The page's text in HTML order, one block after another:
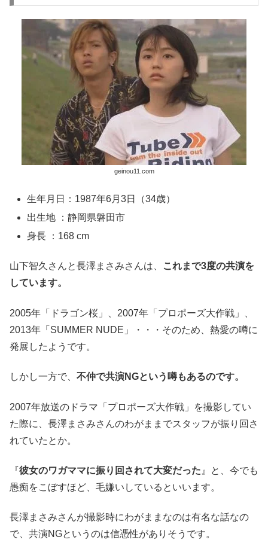
geinou11.com
生年月日：1987年6月3日（34歳）
出生地 ：静岡県磐田市
身長 ：168 cm
山下智久さんと長澤まさみさんは、
これまで3度の共演を
しています。
2005年「ドラゴン桜」、2007年「プロポーズ大作戦」、
2013年「SUMMER NUDE」・・・そのため、熱愛の噂に
発展したようです。
しかし一方で、 不仲で共演NGという噂もあるのです。
2007年放送のドラマ「プロポーズ大作戦」を撮影してい
た際に、長澤まさみさんのわがままでスタッフが振り回さ
れていたとか。
『彼女のワガママに振り回されて大変だった 』と、今でも
愚痴をこぼすほど、毛嫌いしているといいます。
長澤まさみさんが撮影時にわがままなのは有名な話なの
で、共演NGというのは信憑性がありそうです。